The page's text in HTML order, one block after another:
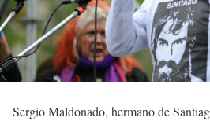
Sergio Maldonado, hermano de